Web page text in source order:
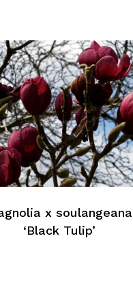
x soulangeana
‘Black Tulip’